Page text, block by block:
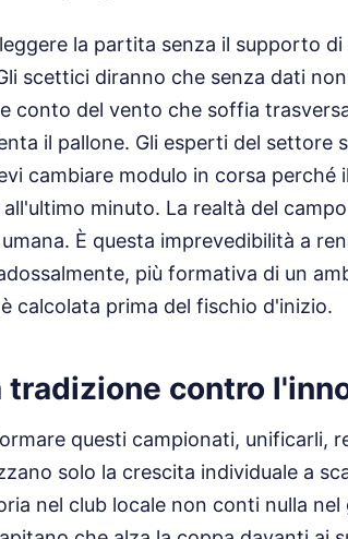
la partita senza il supporto
scettici diranno che senza dati
conto del vento che soffia
il pallone. Gli esperti del settore
cambiare modulo in corsa perché
minuto. La realtà del
È questa imprevedibilità a
più formativa di un
calcolata prima del fischio d'inizio.
tradizione contro
questi campionati, unificarli,
solo la crescita individuale a
nel club locale non conti nulla nel